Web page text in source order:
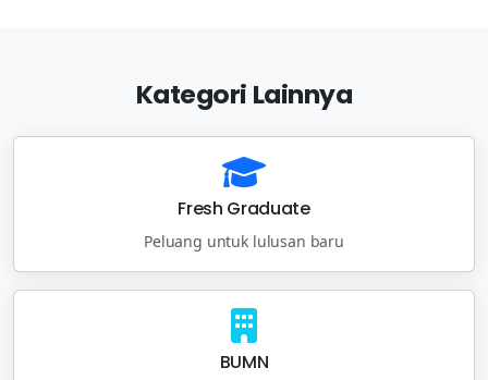
Kategori Lainnya
Fresh Graduate
Peluang untuk lulusan baru
BUMN